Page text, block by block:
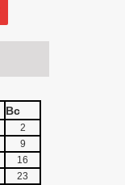
Вс
2
9
16
23